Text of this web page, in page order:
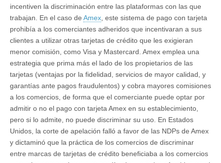
incentiven la discriminación entre las plataformas con las que
trabajan. En el caso de Amex , este sistema de pago con tarjeta
prohibía a los comerciantes adheridos que incentivaran a sus
clientes a utilizar otras tarjetas de crédito que les exigieran
menor comisión, como Visa y Mastercard. Amex emplea una
estrategia que prima más el lado de los propietarios de las
tarjetas (ventajas por la fidelidad, servicios de mayor calidad, y
garantías ante pagos fraudulentos) y cobra mayores comisiones
a los comercios, de forma que el comerciante puede optar por
admitir o no el pago con tarjeta Amex en su establecimiento,
pero si lo admite, no puede discriminar su uso. En Estados
Unidos, la corte de apelación falló a favor de las NDPs de Amex
y dictaminó que la práctica de los comercios de discriminar
entre marcas de tarjetas de crédito beneficiaba a los comercios